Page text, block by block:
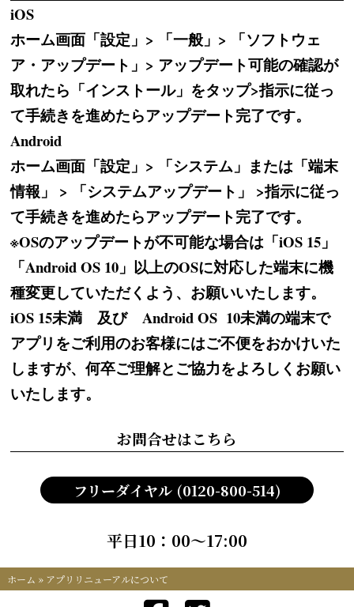
iOS
ホーム画面「設定」> 「一般」> 「ソフトウェ
ア・アップデート」> アップデート可能の確認が
取れたら「インストール」をタップ>指示に従っ
て手続きを進めたらアップデート完了です。
Android
ホーム画面「設定」> 「システム」または「端末
情報」 > 「システムアップデート」 >指示に従っ
て手続きを進めたらアップデート完了です。
※OSのアップデートが不可能な場合は「iOS 15」
「Android OS 10」以上のOSに対応した端末に機
種変更していただくよう、お願いいたします。
iOS 15未満 及び Android OS 10未満の端末で
アプリをご利用のお客様にはご不便をおかけいた
しますが、何卒ご理解とご協力をよろしくお願い
いたします。
お問合せはこちら
フリーダイヤル (0120-800-514)
平日10：00～17:00
ホーム » アプリリニューアルについて